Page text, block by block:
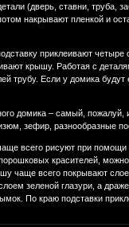
(дверь, ставни, труба,
накрывают пленкой и
приклеивают четыре
крышу. Работая с
трубу. Если у домика
домика – самый, пожалуй,
зефир, разнообразные
всего рисуют при помощи
красителей,
чаще всего покрывают
зеленой глазури, а
По краю подставки